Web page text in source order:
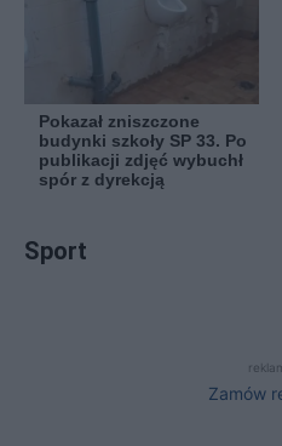
Pokazał zniszczone
budynki szkoły SP 33. Po
publikacji zdjęć wybuchł
spór z dyrekcją
Sport
Zamów